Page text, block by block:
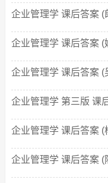
企业管理学 课后答案 (
企业管理学 课后答案 (
企业管理学 课后答案 (
企业管理学 第三版 课
企业管理学 课后答案 (
企业管理学 课后答案 (